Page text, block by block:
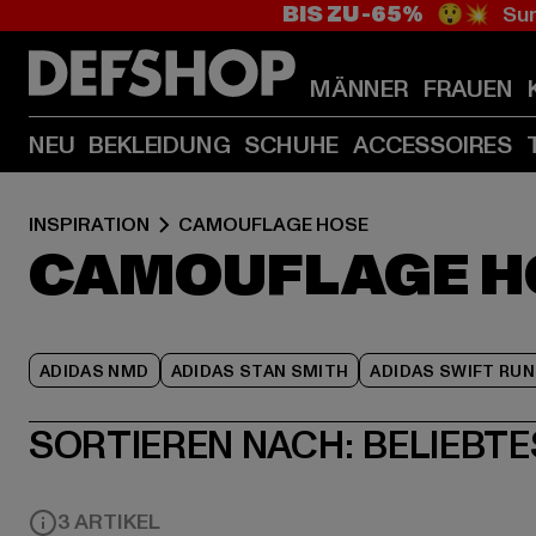
BIS ZU -65% 😲💥
MÄNNER FRAUEN
NEU BEKLEIDUNG SCHUHE ACCESSOIRES
INSPIRATION CAMOUFLAGE HOSE
CAMOUFLAGE
ADIDAS NMD ADIDAS STAN SMITH ADIDAS SWIFT RUN
SORTIEREN NACH:
3 ARTIKEL